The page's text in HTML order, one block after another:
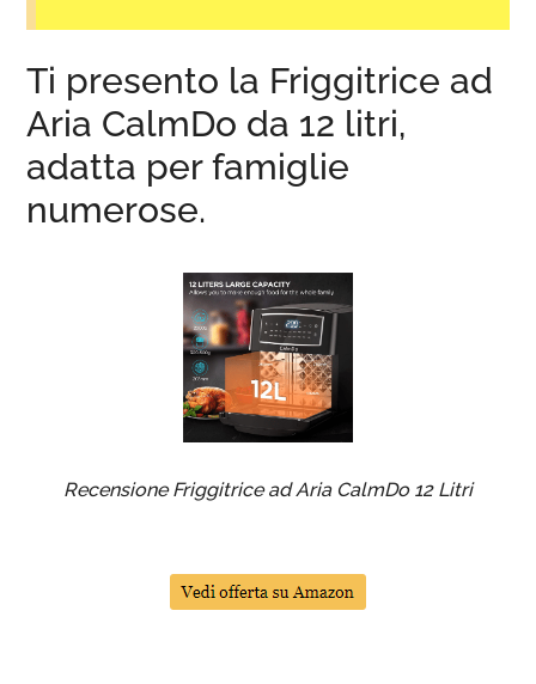
Ti presento la Friggitrice ad
Aria CalmDo da 12 litri,
adatta per famiglie
numerose.
Recensione Friggitrice ad Aria CalmDo 12 Litri